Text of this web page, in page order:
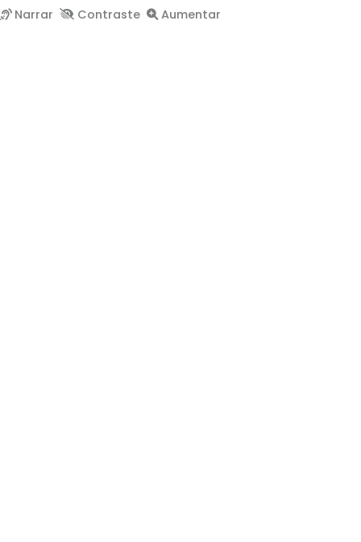
Narrar Contraste Aumentar